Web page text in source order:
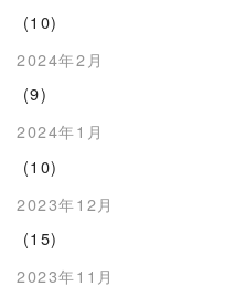
(10)
2024年2月
(9)
2024年1月
(10)
2023年12月
(15)
2023年11月